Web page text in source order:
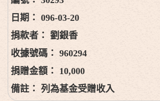
096-03-20
劉銀香
960294
10,000
列為基金受贈收入